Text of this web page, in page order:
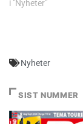
i "Nyheter"
Nyheter
SIST NUMMER